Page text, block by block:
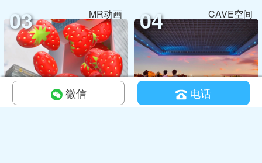
03 MR动画
MR/混合现实交互
04 CAVE空间
CAVE/全息投影/折幕
微信 电话